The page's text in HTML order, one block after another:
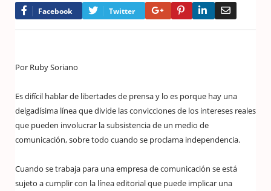
Facebook Twitter Google+PinterestLinkedIn
Por Ruby Soriano
Es difícil hablar de libertades de prensa y lo es porque hay una
delgadísima línea que divide las convicciones de los intereses reales
que pueden involucrar la subsistencia de un medio de
comunicación, sobre todo cuando se proclama independencia.
Cuando se trabaja para una empresa de comunicación se está
sujeto a cumplir con la línea editorial que puede implicar una